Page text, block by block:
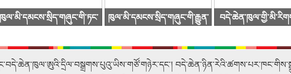
ཁུལ་མི་དམངས་སྲིད་གཞུང་གི་ཏང་
འཚོགས།
ཁུལ་མི་དམངས་སྲིད་གཞུང་གི་རྒྱུན་
འཚོགས་པ།
ཚུགས།